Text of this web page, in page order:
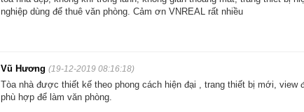
nghiệp dùng để thuê văn phòng. Cảm ơn VNREAL rất nhiều
Vũ Hương (19-12-2019 08:16:18)
Tòa nhà được thiết kế theo phong cách hiện đại , trang thiết bị mới, view
phù hợp để làm văn phòng.